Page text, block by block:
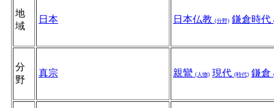
地
域
日本 日本仏教 (分野) 鎌倉時代
分
野
真宗 親鸞 (人物) 現代 (時代) 鎌倉